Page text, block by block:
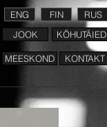
ENG FIN
RUS
JOOK KÕHUTÄIED
MEESKOND KONTAKT